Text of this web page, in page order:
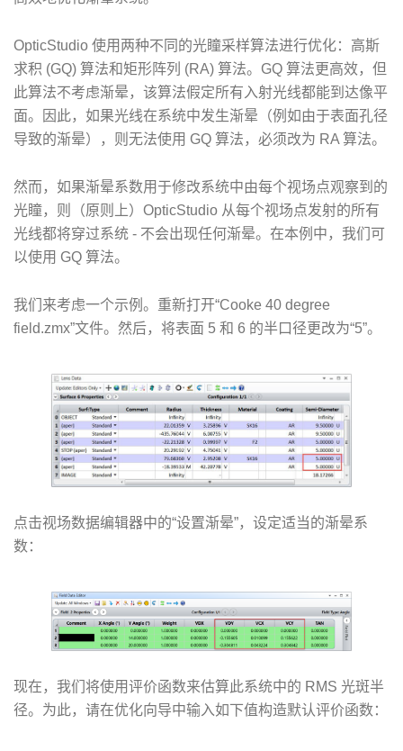
OpticStudio 使用两种不同的光瞳采样算法进行优化：高斯
求积 (GQ) 算法和矩形阵列 (RA) 算法。GQ 算法更高效，但
此算法不考虑渐晕，该算法假定所有入射光线都能到达像平
面。因此，如果光线在系统中发生渐晕（例如由于表面孔径
导致的渐晕），则无法使用 GQ 算法，必须改为 RA 算法。
然而，如果渐晕系数用于修改系统中由每个视场点观察到的
光瞳，则（原则上）OpticStudio 从每个视场点发射的所有
光线都将穿过系统 - 不会出现任何渐晕。在本例中，我们可
以使用 GQ 算法。
我们来考虑一个示例。重新打开“Cooke 40 degree
field.zmx”文件。然后，将表面 5 和 6 的半口径更改为“5”。
点击视场数据编辑器中的“设置渐晕”，设定适当的渐晕系
数：
现在，我们将使用评价函数来估算此系统中的 RMS 光斑半
径。为此，请在优化向导中输入如下值构造默认评价函数：